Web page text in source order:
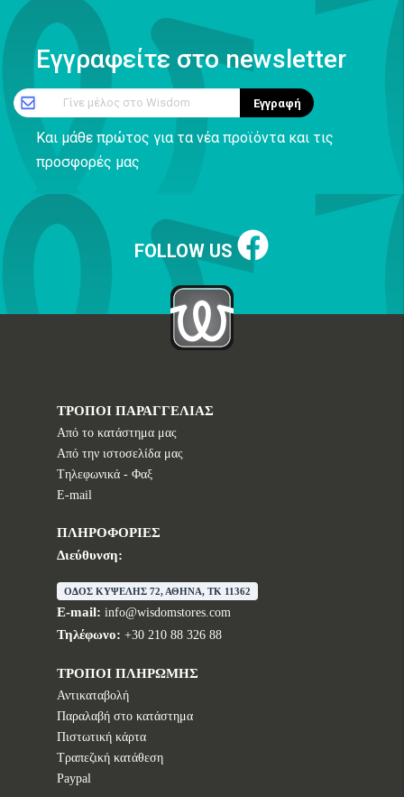
Εγγραφείτε στο newsletter
Γίνε μέλος στο Wisdom Εγγραφή
Και μάθε πρώτος για τα νέα προϊόντα και τις
προσφορές μας
FOLLOW US
ΤΡΟΠΟΙ ΠΑΡΑΓΓΕΛΙΑΣ
Από το κατάστημα μας
Από την ιστοσελίδα μας
Tηλεφωνικά - Φαξ
E-mail
ΠΛΗΡΟΦΟΡΙΕΣ
Διεύθυνση:
ΟΔΟΣ ΚΥΨΕΛΗΣ 72, ΑΘΗΝΑ, TK 11362
E-mail: info@wisdomstores.com
Τηλέφωνο: +30 210 88 326 88
ΤΡΟΠΟΙ ΠΛΗΡΩΜΗΣ
Αντικαταβολή
Παραλαβή στο κατάστημα
Πιστωτική κάρτα
Τραπεζική κατάθεση
Paypal